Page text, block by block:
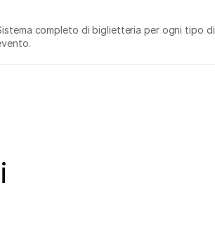
completo di biglietteria per ogni tipo di